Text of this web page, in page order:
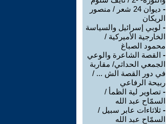
-
ديوان 24 شعر / منصور
الريكان
- لوبي إسرائيل والسياسة
الخارجية الأميركية /
محمود الصباغ
- القصة الشاعرة والوعي
الجمعي الحداثي/ مقاربة
في دور القصة الش ... /
ربيحة الرفاعي
- تصاوير لية الظمأ /
السمّاح عبد الله
- ثلاثاءات عابر سبيل /
السمّاح عبد الله